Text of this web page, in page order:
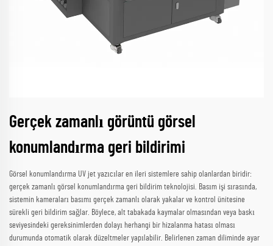
Gerçek zamanlı görüntü görsel
konumlandırma geri bildirimi
Görsel konumlandırma UV jet yazıcılar en ileri sistemlere sahip olanlardan biridir:
gerçek zamanlı görsel konumlandırma geri bildirim teknolojisi. Basım işi sırasında,
sistemin kameraları basımı gerçek zamanlı olarak yakalar ve kontrol ünitesine
sürekli geri bildirim sağlar. Böylece, alt tabakada kaymalar olmasından veya baskı
seviyesindeki gereksinimlerden dolayı herhangi bir hizalanma hatası olması
durumunda otomatik olarak düzeltmeler yapılabilir. Belirlenen zaman diliminde ayar